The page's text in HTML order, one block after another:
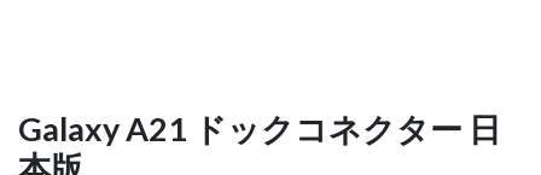
Galaxy A21 ドックコネクター 日